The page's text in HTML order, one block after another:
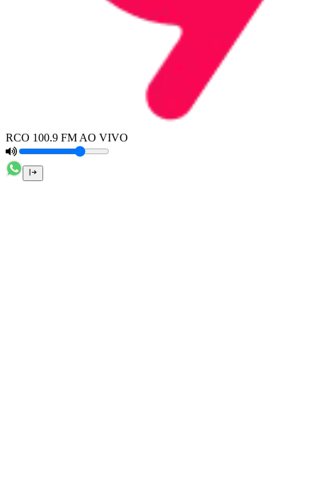
RCO 100.9 FM AO VIVO